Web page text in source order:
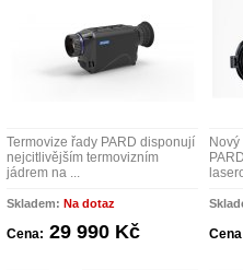
Termovize řady PARD disponují
nejcitlivějším termovizním
jádrem na ...
Skladem: Na dotaz
Cena: 29 990 Kč